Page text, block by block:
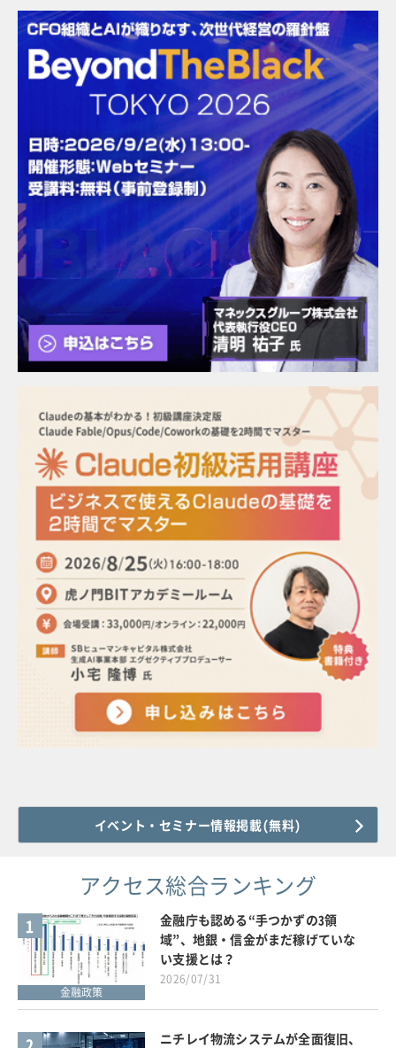
イベント・セミナー情報掲載(無料)
アクセス総合ランキング
1
金融政策
金融庁も認める“手つかずの3領
域”、地銀・信金がまだ稼げていな
い支援とは？
2026/07/31
ニチレイ物流システムが全面復旧、